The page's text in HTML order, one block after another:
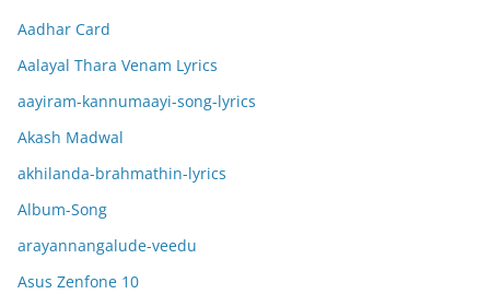
Aadhar Card
Aalayal Thara Venam Lyrics
aayiram-kannumaayi-song-lyrics
Akash Madwal
akhilanda-brahmathin-lyrics
Album-Song
arayannangalude-veedu
Asus Zenfone 10